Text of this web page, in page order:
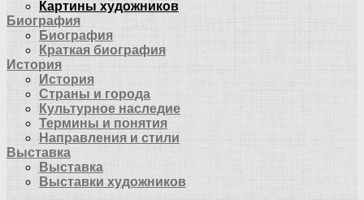
Картины художников
Биография
Биография
Краткая биография
История
История
Страны и города
Культурное наследие
Термины и понятия
Направления и стили
Выставка
Выставка
Выставки художников